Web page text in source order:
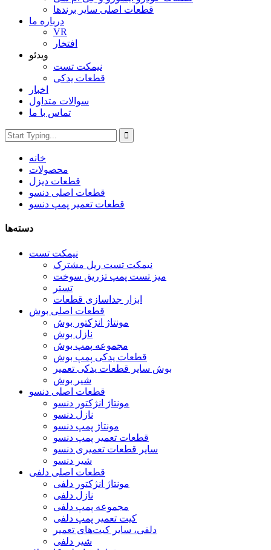
قطعات اصلی سایر برندها
درباره ما
VR
افتخار
ویدئو
نیمکت تست
قطعات یدکی
اخبار
سوالات متداول
تماس با ما
خانه
محصولات
قطعات دیزل
قطعات اصلی دنسو
قطعات تعمیر پمپ دنسو
دسته‌ها
نیمکت تست
نیمکت تست ریل مشترک
میز تست پمپ تزریق سوخت
تستر
ابزار جداسازی قطعات
قطعات اصلی بوش
مونتاژ انژکتور بوش
نازل بوش
مجموعه پمپ بوش
قطعات یدکی پمپ بوش
بوش سایر قطعات یدکی تعمیر
شیر بوش
قطعات اصلی دنسو
مونتاژ انژکتور دنسو
نازل دنسو
مونتاژ پمپ دنسو
قطعات تعمیر پمپ دنسو
سایر قطعات تعمیری دنسو
شیر دنسو
قطعات اصلی دلفی
مونتاژ انژکتور دلفی
نازل دلفی
مجموعه پمپ دلفی
کیت تعمیر پمپ دلفی
دلفی، سایر کیت‌های تعمیر
شیر دلفی